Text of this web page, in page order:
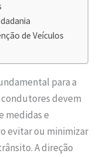
de Veículos
para a
devem
medidas e
evitar ou minimizar
A direção